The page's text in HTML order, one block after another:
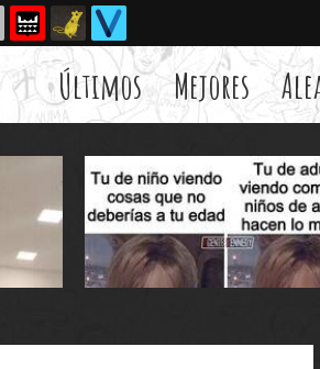
Últimos Mejores